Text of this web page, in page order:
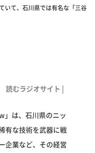
いて、石川県では有名な「三谷
むラジオサイト |
」は、石川県のニッ
有な技術を武器に戦
企業など、その経営